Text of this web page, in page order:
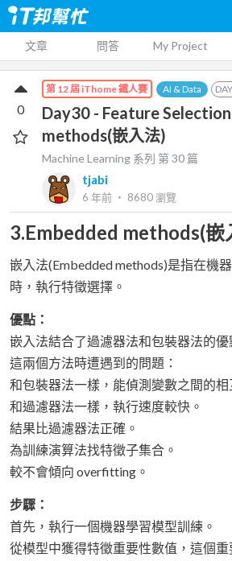
文章 問答 My Project
第 12 屆 iThome 鐵人賽 AI & Data DAY
Day30 - Feature
methods(嵌入法)
Machine Learning 系列 第30 篇
tjabi
6 年前 ‧ 8680瀏覽
0
3.Embedded methods(嵌
嵌入法(Embedded methods)是指在機
時，執行特徵選擇。
優點：
嵌入法結合了過濾器法和包裝器法的
這兩個方法時遭遇到的問題：
和包裝器法一樣，能偵測變數之間的相
和過濾器法一樣，執行速度較快。
結果比過濾器法正確。
為訓練演算法找特徵子集合。
較不會傾向 overfitting。
步驟：
首先，執行一個機器學習模型訓練。
從模型中獲得特徵重要性數值，這個